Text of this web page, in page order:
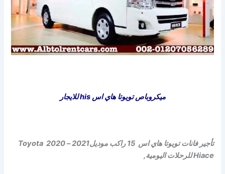
ميكروباص تويوتا هاي اس his للايجار
تأجير فانات تويوتا هاي اس 15 راكب موديل2021 – 2020 Toyota
Hiace للرحلات اليومية,